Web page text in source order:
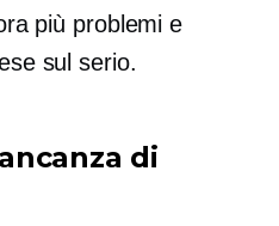
più problemi e
sul serio.
di